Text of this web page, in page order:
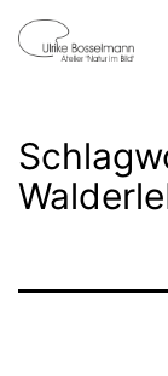
Zum
Inhalt
Ulrike